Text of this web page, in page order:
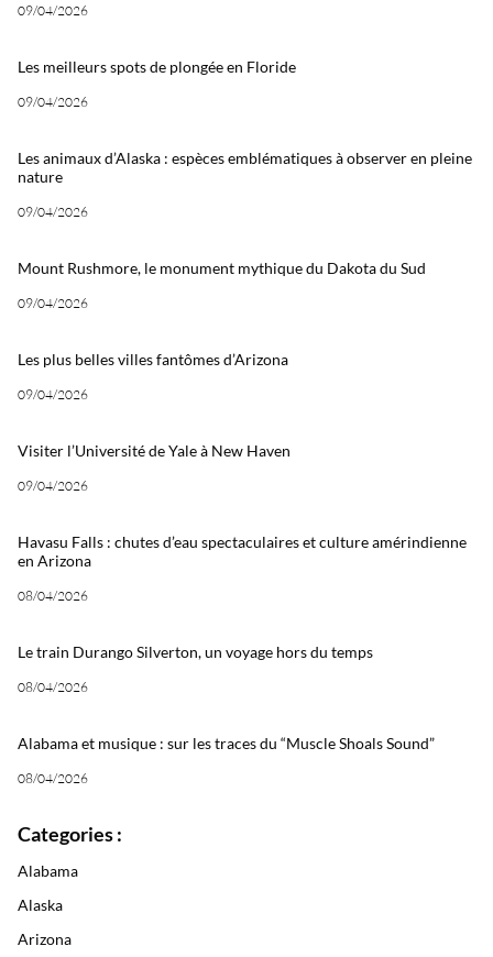
09/04/2026
Les meilleurs spots de plongée en Floride
09/04/2026
Les animaux d’Alaska : espèces emblématiques à observer en pleine
nature
09/04/2026
Mount Rushmore, le monument mythique du Dakota du Sud
09/04/2026
Les plus belles villes fantômes d’Arizona
09/04/2026
Visiter l’Université de Yale à New Haven
09/04/2026
Havasu Falls : chutes d’eau spectaculaires et culture amérindienne
en Arizona
08/04/2026
Le train Durango Silverton, un voyage hors du temps
08/04/2026
Alabama et musique : sur les traces du “Muscle Shoals Sound”
08/04/2026
Categories :
Alabama
Alaska
Arizona